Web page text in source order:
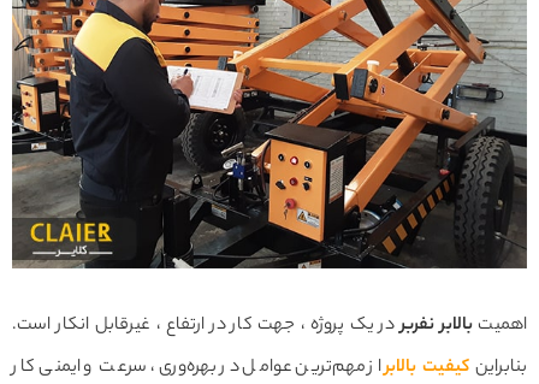
اهمیت بالابر نفربردر یک پروژه‌ ، جهت کار در ارتفاع ، غیرقابل انکار است.
بنابراینکیفیت بالابراز مهم‌ترین عوامل در بهره‌وری، سرعت و ایمنی کار